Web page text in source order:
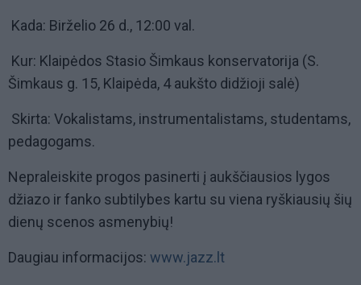
Kada: Birželio 26 d., 12:00 val.
Kur: Klaipėdos Stasio Šimkaus konservatorija (S.
Šimkaus g. 15, Klaipėda, 4 aukšto didžioji salė)
Skirta: Vokalistams, instrumentalistams, studentams,
pedagogams.
Nepraleiskite progos pasinerti į aukščiausios lygos
džiazo ir fanko subtilybes kartu su viena ryškiausių šių
dienų scenos asmenybių!
Daugiau informacijos: www.jazz.lt